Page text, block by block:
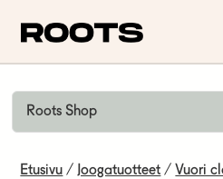
Roots Shop
Etusivu / Joogatuotteet / Vuori